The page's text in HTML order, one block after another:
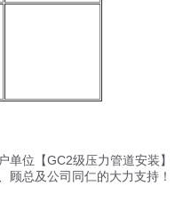
单位【GC2级压力管道安装】
顾总及公司同仁的大力支持！